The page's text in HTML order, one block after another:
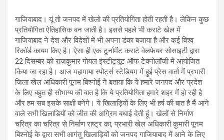
गाजियाबाद। यूं तो जनपद में खेलो की प्रतियोगिता होती रहती है। लेकिन कुछ
प्रतियोगिता ऐतिहासिक बन जाती है। इससे पहले भी कराटे खेल में
गाजियाबाद ने देश और विदेशों में भी अपना डंका बजाया है और कई विश्व
रिकॉर्ड कायम किए है। ऐसा ही एक टूर्नामेंट कराटे वेलफेयर सोसाइटी द्वारा
22 दिसम्बर को राजकुमार गोयल इंस्टीट्यूट ऑफ टेक्नोलॉजी में आयोजित
किया जा रहा है। आज महामाया स्पोर्ट्स स्टेडियम में हुई प्रेस वार्ता में प्रभारी
जिला खेल अधिकारी पूनम बिश्नोई ने बताया कि ये हमारे जनपद और प्रदेश
के लिए बहुत ही सौभाग्य की बात है कि ये प्रतियोगिता हमारे शहर में हो रही है
और हम सब इसके साक्षी बनेंगे। ये खिलाड़ियों के लिए भी हर्ष की बात है मैं आने
वाले सभी खिलाडियों को जीत की अग्रिम बधाई देती हूं। खेलों से निर्माण
चरित्र का चरित्र से निर्माण राष्ट्र का, प्रभारी खेल अधिकारी कुमारी पूनम
बिश्नोई के द्वारा सभी आगंतु खिलाड़ियों को जनपद गाजियाबाद में आने के लिए